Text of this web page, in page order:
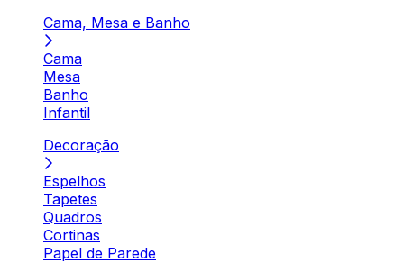
Cama, Mesa e Banho
Cama
Mesa
Banho
Infantil
Decoração
Espelhos
Tapetes
Quadros
Cortinas
Papel de Parede